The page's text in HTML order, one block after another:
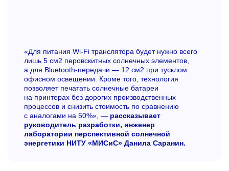
«Для питания Wi-Fi транслятора будет нужно всего
лишь 5 см2 перовскитных солнечных элементов,
а для Bluetooth-передачи — 12 см2 при тусклом
офисном освещении. Кроме того, технология
позволяет печатать солнечные батареи
на принтерах без дорогих производственных
процессов и снизить стоимость по сравнению
с аналогами на 50%», — рассказывает
руководитель разработки, инженер
лаборатории перспективной солнечной
энергетики НИТУ «МИСиС» Данила Саранин.